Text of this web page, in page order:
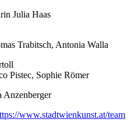
Julia Haas
Trabitsch, Antonia Walla
Pistec, Sophie Römer
Anzenberger
www.stadtwienkunst.at/team